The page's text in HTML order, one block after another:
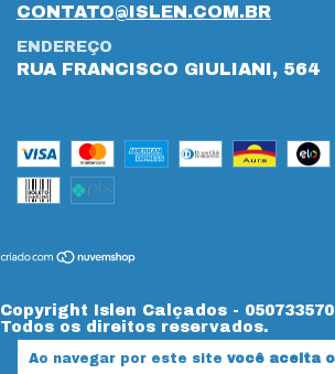
Ao navegar por este site você aceita
CONTATO@ISLEN.COM.BR
ENDEREÇO
RUA FRANCISCO GIULIANI, 564
Copyright Islen Calçados -
Todos os direitos reservados.